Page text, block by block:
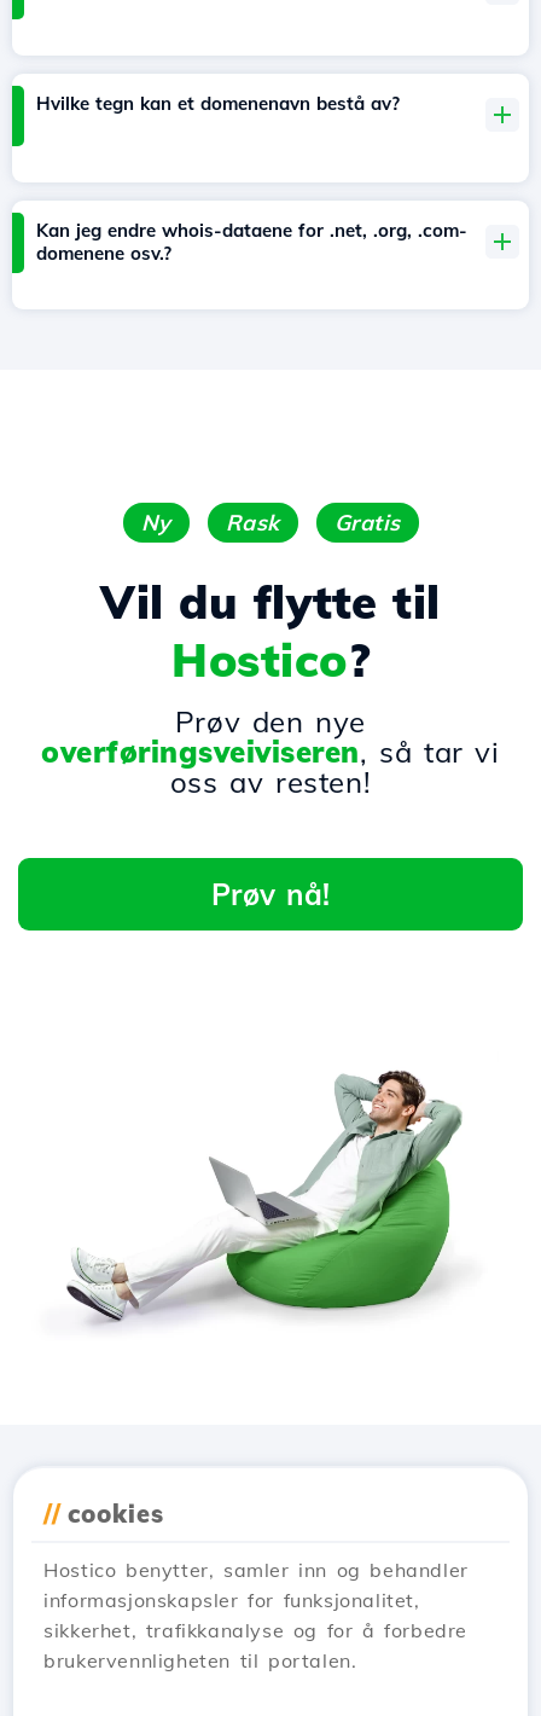
Hvilke tegn kan et domenenavn bestå av?
Kan jeg endre whois-dataene for .net, .org, .com-
domenene osv.?
Ny Rask Gratis
Vil du flytte til
Hostico?
Prøv den nye
overføringsveiviseren, så tar vi
oss av resten!
Prøv nå!
// cookies
Hostico benytter, samler inn og behandler
informasjonskapsler for funksjonalitet,
sikkerhet, trafikkanalyse og for å forbedre
brukervennligheten til portalen.